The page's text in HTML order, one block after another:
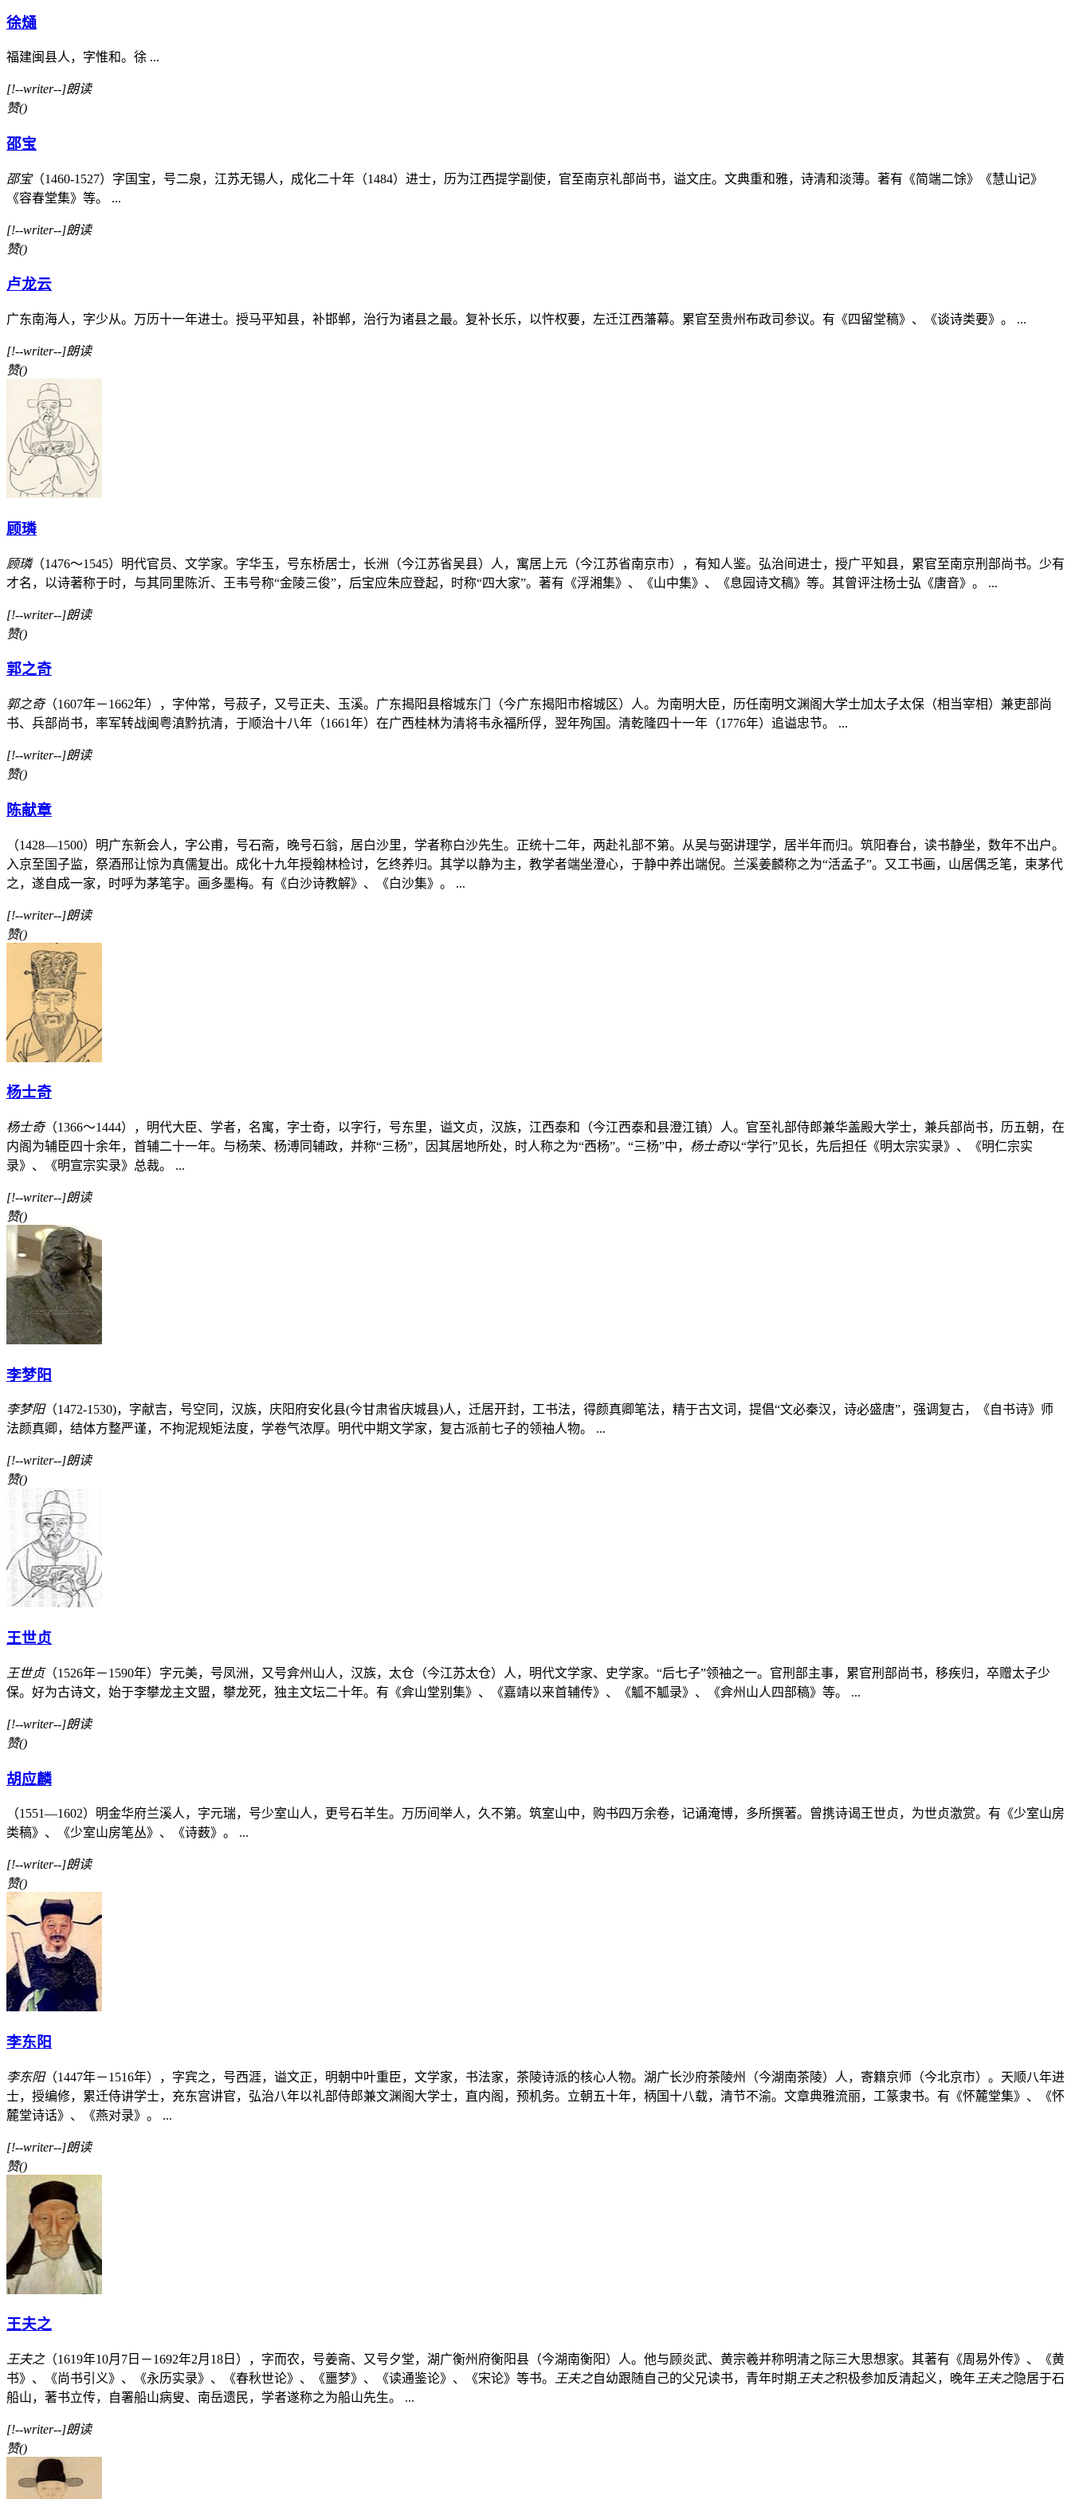
徐熥
福建闽县人，字惟和。徐 ...
[!--writer--]朗读
赞()
邵宝
邵宝（1460-1527）字国宝，号二泉，江苏无锡人，成化二十年（1484）进士，历为江西提学副使，官至南京礼部尚书，谥文庄。文典重和雅，诗清和淡薄。著有《简端二馀》《慧山记》
《容春堂集》等。 ...
[!--writer--]朗读
赞()
卢龙云
广东南海人，字少从。万历十一年进士。授马平知县，补邯郸，治行为诸县之最。复补长乐，以忤权要，左迁江西藩幕。累官至贵州布政司参议。有《四留堂稿》、《谈诗类要》。 ...
[!--writer--]朗读
赞()
顾璘
顾璘（1476～1545）明代官员、文学家。字华玉，号东桥居士，长洲（今江苏省吴县）人，寓居上元（今江苏省南京市），有知人鉴。弘治间进士，授广平知县，累官至南京刑部尚书。少有
才名，以诗著称于时，与其同里陈沂、王韦号称“金陵三俊”，后宝应朱应登起，时称“四大家”。著有《浮湘集》、《山中集》、《息园诗文稿》等。其曾评注杨士弘《唐音》。 ...
[!--writer--]朗读
赞()
郭之奇
郭之奇（1607年－1662年），字仲常，号菽子，又号正夫、玉溪。广东揭阳县榕城东门（今广东揭阳市榕城区）人。为南明大臣，历任南明文渊阁大学士加太子太保（相当宰相）兼吏部尚
书、兵部尚书，率军转战闽粤滇黔抗清，于顺治十八年（1661年）在广西桂林为清将韦永福所俘，翌年殉国。清乾隆四十一年（1776年）追谥忠节。 ...
[!--writer--]朗读
赞()
陈献章
（1428—1500）明广东新会人，字公甫，号石斋，晚号石翁，居白沙里，学者称白沙先生。正统十二年，两赴礼部不第。从吴与弼讲理学，居半年而归。筑阳春台，读书静坐，数年不出户。
入京至国子监，祭酒邢让惊为真儒复出。成化十九年授翰林检讨，乞终养归。其学以静为主，教学者端坐澄心，于静中养出端倪。兰溪姜麟称之为“活孟子”。又工书画，山居偶乏笔，束茅代
之，遂自成一家，时呼为茅笔字。画多墨梅。有《白沙诗教解》、《白沙集》。 ...
[!--writer--]朗读
赞()
杨士奇
杨士奇（1366～1444），明代大臣、学者，名寓，字士奇，以字行，号东里，谥文贞，汉族，江西泰和（今江西泰和县澄江镇）人。官至礼部侍郎兼华盖殿大学士，兼兵部尚书，历五朝，在
内阁为辅臣四十余年，首辅二十一年。与杨荣、杨溥同辅政，并称“三杨”，因其居地所处，时人称之为“西杨”。“三杨”中， 杨士奇以“学行”见长，先后担任《明太宗实录》、《明仁宗实
录》、《明宣宗实录》总裁。 ...
[!--writer--]朗读
赞()
李梦阳
李梦阳（1472-1530)，字献吉，号空同，汉族，庆阳府安化县(今甘肃省庆城县)人，迁居开封，工书法，得颜真卿笔法，精于古文词，提倡“文必秦汉，诗必盛唐”，强调复古，《自书诗》师
法颜真卿，结体方整严谨，不拘泥规矩法度，学卷气浓厚。明代中期文学家，复古派前七子的领袖人物。 ...
[!--writer--]朗读
赞()
王世贞
王世贞（1526年－1590年）字元美，号凤洲，又号弇州山人，汉族，太仓（今江苏太仓）人，明代文学家、史学家。“后七子”领袖之一。官刑部主事，累官刑部尚书，移疾归，卒赠太子少
保。好为古诗文，始于李攀龙主文盟，攀龙死，独主文坛二十年。有《弇山堂别集》、《嘉靖以来首辅传》、《觚不觚录》、《弇州山人四部稿》等。 ...
[!--writer--]朗读
赞()
胡应麟
（1551—1602）明金华府兰溪人，字元瑞，号少室山人，更号石羊生。万历间举人，久不第。筑室山中，购书四万余卷，记诵淹博，多所撰著。曾携诗谒王世贞，为世贞激赏。有《少室山房
类稿》、《少室山房笔丛》、《诗薮》。 ...
[!--writer--]朗读
赞()
李东阳
李东阳（1447年－1516年），字宾之，号西涯，谥文正，明朝中叶重臣，文学家，书法家，茶陵诗派的核心人物。湖广长沙府茶陵州（今湖南茶陵）人，寄籍京师（今北京市）。天顺八年进
士，授编修，累迁侍讲学士，充东宫讲官，弘治八年以礼部侍郎兼文渊阁大学士，直内阁，预机务。立朝五十年，柄国十八载，清节不渝。文章典雅流丽，工篆隶书。有《怀麓堂集》、《怀
麓堂诗话》、《燕对录》。 ...
[!--writer--]朗读
赞()
王夫之
王夫之（1619年10月7日－1692年2月18日），字而农，号姜斋、又号夕堂，湖广衡州府衡阳县（今湖南衡阳）人。他与顾炎武、黄宗羲并称明清之际三大思想家。其著有《周易外传》、《黄
书》、《尚书引义》、《永历实录》、《春秋世论》、《噩梦》、《读通鉴论》、《宋论》等书。
王夫之自幼跟随自己的父兄读书，青年时期 王夫之积极参加反清起义，晚年 王夫之隐居于石
船山，著书立传，自署船山病叟、南岳遗民，学者遂称之为船山先生。 ...
[!--writer--]朗读
赞()